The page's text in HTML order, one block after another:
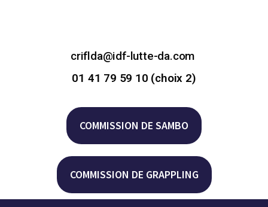
criflda@idf-lutte-da.com
01 41 79 59 10 (choix 2)
COMMISSION DE SAMBO
COMMISSION DE GRAPPLING